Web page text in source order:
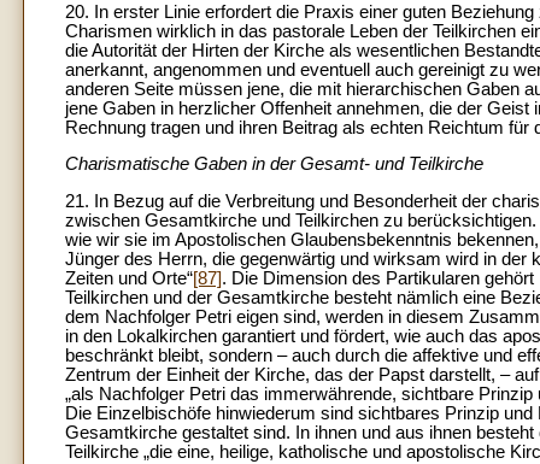
20. In erster Linie erfordert die Praxis einer guten
Charismen wirklich in das pastorale Leben der Teilkirchen
die Autorität der Hirten der Kirche als wesentlichen
anerkannt, angenommen und eventuell auch gereinigt zu
anderen Seite müssen jene, die mit hierarchischen Gaben
jene Gaben in herzlicher Offenheit annehmen, die der
Rechnung tragen und ihren Beitrag als echten Reichtum für
Charismatische Gaben in der Gesamt- und Teilkirche
21. In Bezug auf die Verbreitung und Besonderheit der
zwischen Gesamtkirche und Teilkirchen zu
wie wir sie im Apostolischen Glaubensbekenntnis
Jünger des Herrn, die gegenwärtig und wirksam wird in der
Zeiten und Orte“[87]. Die Dimension des Partikularen
Teilkirchen und der Gesamtkirche besteht nämlich eine
dem Nachfolger Petri eigen sind, werden in diesem
in den Lokalkirchen garantiert und fördert, wie auch das
beschränkt bleibt, sondern – auch durch die affektive und
Zentrum der Einheit der Kirche, das der Papst darstellt, –
„als Nachfolger Petri das immerwährende, sichtbare
Die Einzelbischöfe hinwiederum sind sichtbares Prinzip
Gesamtkirche gestaltet sind. In ihnen und aus ihnen
Teilkirche „die eine, heilige, katholische und apostolische